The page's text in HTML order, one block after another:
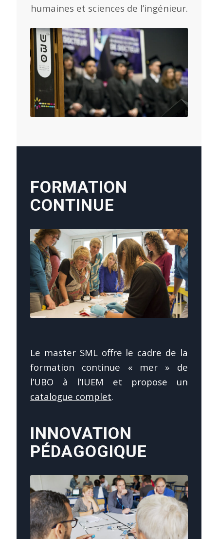
humaines et sciences de l’ingénieur.
FORMATION
CONTINUE
Le master SML offre le cadre de la
formation continue « mer » de
l’UBO à l’IUEM et propose un
catalogue complet.
INNOVATION
PÉDAGOGIQUE